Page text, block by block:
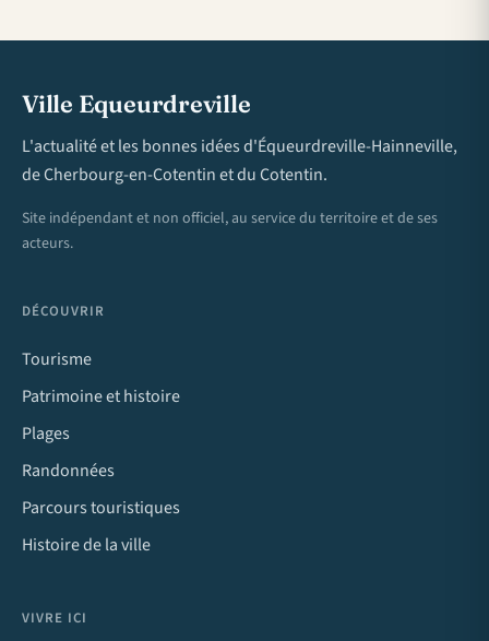
Ville Equeurdreville
L'actualité et les bonnes idées d'Équeurdreville-Hainneville,
de Cherbourg-en-Cotentin et du Cotentin.
Site indépendant et non officiel, au service du territoire et de ses
acteurs.
DÉCOUVRIR
Tourisme
Patrimoine et histoire
Plages
Randonnées
Parcours touristiques
Histoire de la ville
VIVRE ICI